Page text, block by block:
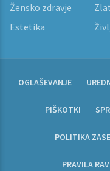
Žensko zdravje
Estetika
OGLAŠEVANJE
PIŠKOTKI
POLITIKA
PRAVILA